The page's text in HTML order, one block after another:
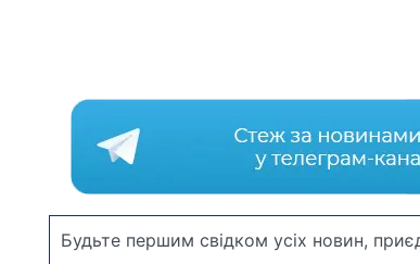
Будьте першим свідком усіх новин,